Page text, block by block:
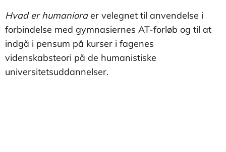
Hvad er humanioraer velegnet til anvendelse i
forbindelse med gymnasiernes AT-forløb og til at
indgå i pensum på kurser i fagenes
videnskabsteori på de humanistiske
universitetsuddannelser.